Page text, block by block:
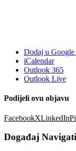
Dodaj u Google
iCalendar
Outlook 365
Outlook Live
Podijeli ovu objavu
FacebookXLinkedIn
Događaj